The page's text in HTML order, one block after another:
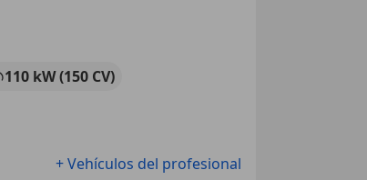
110 kW (150 CV)
+ Vehículos del profesional